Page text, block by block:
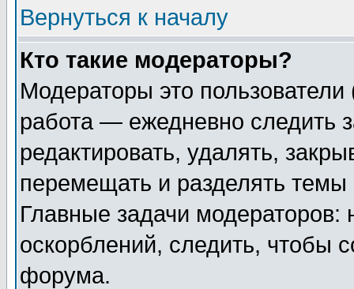
Вернуться к началу
Кто такие модераторы?
Модераторы это
работа — ежедневно следить
редактировать, удалять,
перемещать и разделять
Главные задачи
оскорблений, следить, чтобы
форума.